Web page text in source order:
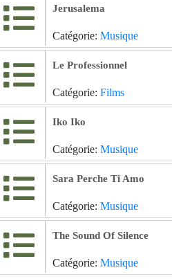
Jerusalema
Catégorie: Musique
Le Professionnel
Catégorie: Films
Iko Iko
Catégorie: Musique
Sara Perche Ti Amo
Catégorie: Musique
The Sound Of Silence
Catégorie: Musique